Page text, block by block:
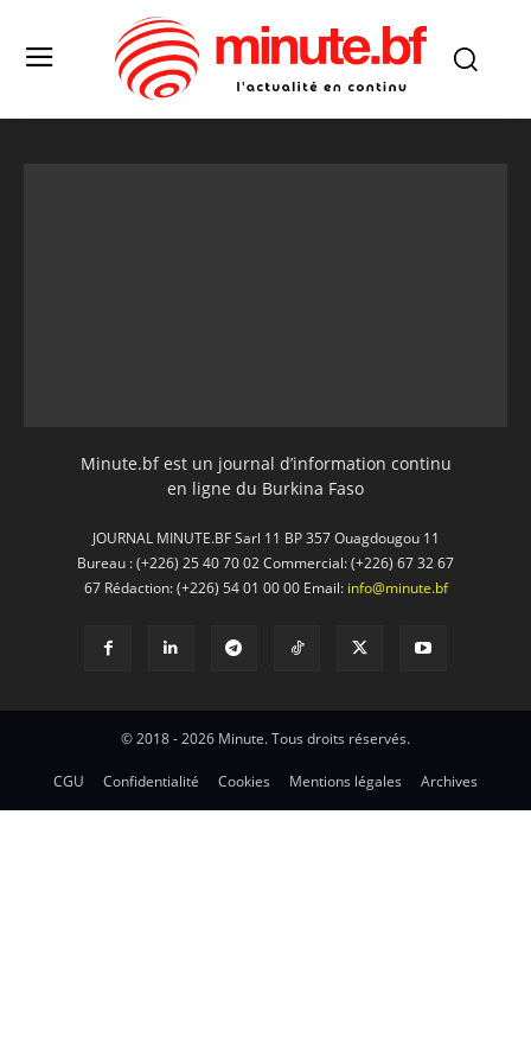
Minute.bf est un journal d’information continu
en ligne du Burkina Faso
JOURNAL MINUTE.BF Sarl 11 BP 357 Ouagdougou 11
Bureau : (+226) 25 40 70 02 Commercial: (+226) 67 32 67
67 Rédaction: (+226) 54 01 00 00 Email: info@minute.bf
© 2018 - 2026 Minute. Tous droits réservés.
CGU Confidentialité Cookies Mentions légales Archives